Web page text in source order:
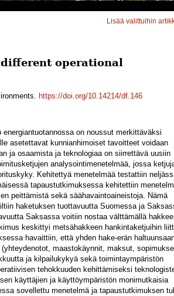
Lisää valittuihin
operational
https://doi.org/10.14214/df.146
on noussut merkittäväksi
asetettavat kunnianhimoiset tavoitteet voidaan
ja osaamista ja teknologiaa on siirrettävä uusiin
analysointimenetelmää, jossa
Kehitettyä menetelmää testattiin
tapaustutkimuksessa kehitettiin
peittämistä sekä säähavaintoaineistoja. Nämä
haketuksen tuottavuutta Suomessa ja
Saksassa voitiin nostaa välttämällä
keskittyi metsähakkeen hankintaketjuihin
havaittiin, että yhden hake-erän
maastokäynnit, maksut,
ja kilpailukykyä sekä toimintaympäristön
tehokkuuden kehittämiseksi
käyttäjien ja käyttöympäristön monimutkaisia
sovellettu menetelmä ja tapaustutkimuksen